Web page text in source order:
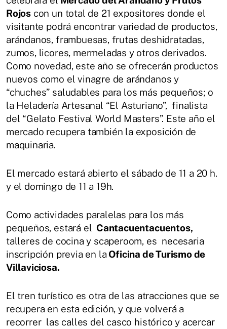
Rojos con un total de 21 expositores donde el
visitante podrá encontrar variedad de productos,
arándanos, frambuesas, frutas deshidratadas,
zumos, licores, mermeladas y otros derivados.
Como novedad, este año se ofrecerán productos
nuevos como el vinagre de arándanos y
“chuches” saludables para los más pequeños; o
la Heladería Artesanal “El Asturiano”, finalista
del “Gelato Festival World Masters”. Este año el
mercado recupera también la exposición de
maquinaria.
El mercado estará abierto el sábado de 11 a 20 h.
y el domingo de 11 a 19h.
Como actividades paralelas para los más
pequeños, estará el Cantacuentacuentos,
talleres de cocina y scaperoom, es necesaria
inscripción previa en la Oficina de Turismo de
Villaviciosa.
El tren turístico es otra de las atracciones que se
recupera en esta edición, y que volverá a
recorrer las calles del casco histórico y acercar